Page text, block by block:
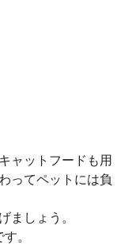
ャットフードも用
ってペットには負
ましょう。
。